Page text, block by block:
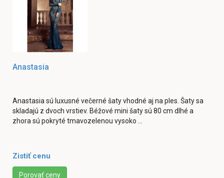
Anastasia
Anastasia sú luxusné večerné šaty vhodné aj na ples. Šaty sa
skladajú z dvoch vrstiev. Béžové mini šaty sú 80 cm dlhé a
zhora sú pokryté tmavozelenou vysoko ...
Zistiť cenu
Porovať ceny